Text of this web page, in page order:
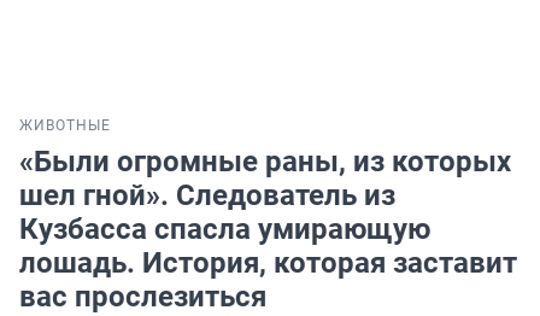
ЖИВОТНЫЕ
«Были огромные раны, из которых
шел гной». Следователь из
Кузбасса спасла умирающую
лошадь. История, которая заставит
вас прослезиться